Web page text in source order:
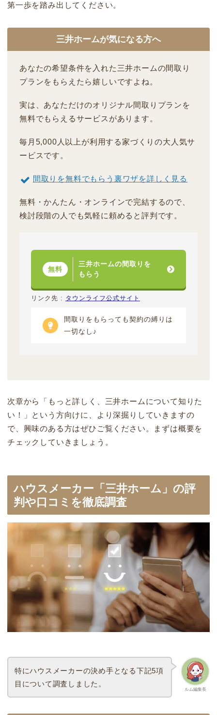
第一歩を踏み出してください。
三井ホームが気になる方へ
あなたの希望条件を入れた三井ホームの間取り
プランをもらえたら嬉しいですよね。
実は、あなただけのオリジナル間取りプランを
無料でもらえるサービスがあります。
毎月5,000人以上が利用する家づくりの大人気サ
ービスです。
間取りを無料でもらう裏ワザを詳しく見る
無料・かんたん・オンラインで完結するので、
検討段階の人でも気軽に頼めると評判です。
無料
三井ホームの間取りを
もらう
リンク先 : タウンライフ公式サイト
間取りをもらっても契約の縛りは
一切なし♪
次章から「もっと詳しく、三井ホームについて知りた
い！」という方向けに、より深掘りしていきますの
で、興味のある方はぜひご覧ください。まずは概要を
チェックしていきましょう。
ハウスメーカー「三井ホーム」の評
判や口コミを徹底調査
ルム編集長
特にハウスメーカーの決め手となる下記5項
目について調査しました。